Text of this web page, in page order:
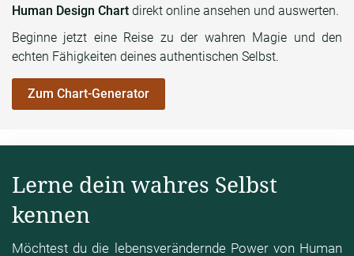
Human Design Chart direkt online ansehen und auswerten.
Beginne jetzt eine Reise zu der wahren Magie und den
echten Fähigkeiten deines authentischen Selbst.
Zum Chart-Generator
Lerne dein wahres Selbst
kennen
Möchtest du die lebensverändernde Power von Human